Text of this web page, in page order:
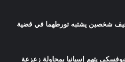
شخصين يشتبه تورطهما في قضية
يتهم إسبانيا بمحاولة زعزعة